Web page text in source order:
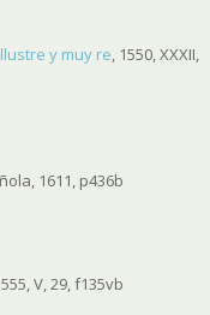
y muy re, 1550, XXXII,
1611, p436b
V, 29, f135vb